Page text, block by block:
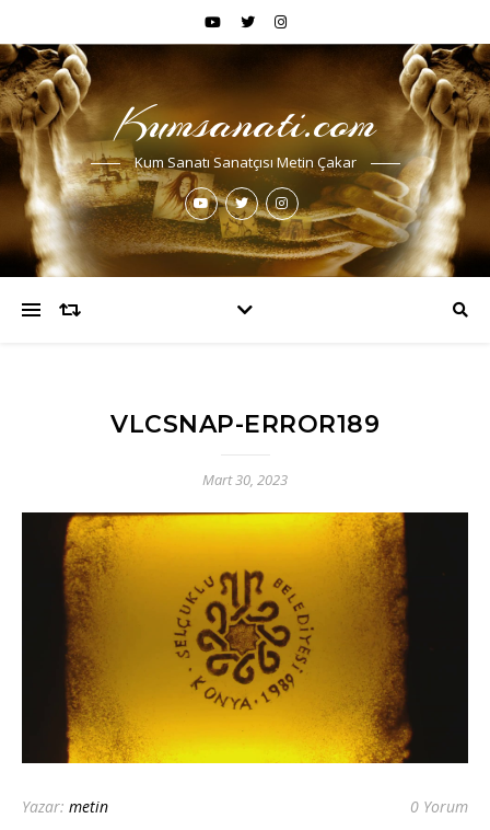
Kumsanati.com
Kum Sanatı Sanatçısı Metin Çakar
VLCSNAP-ERROR189
Mart 30, 2023
Yazar: metin 0 Yorum